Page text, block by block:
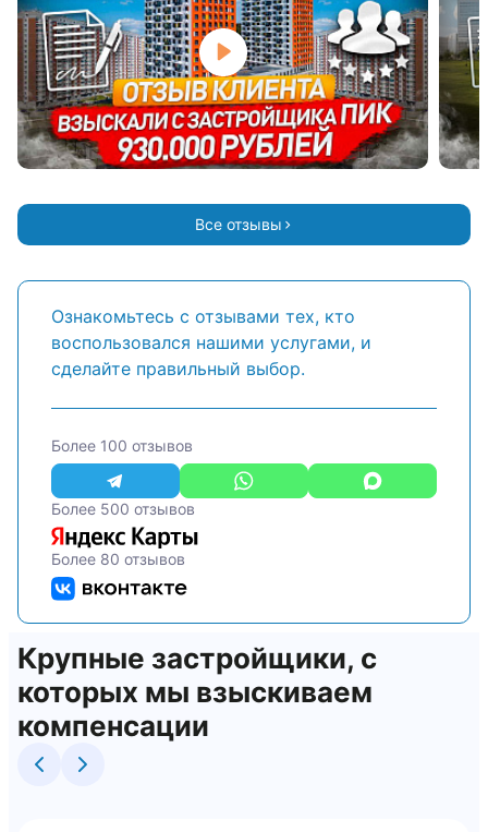
Все отзывы
Ознакомьтесь с отзывами тех, кто
воспользовался нашими услугами, и
сделайте правильный выбор.
Более 100 отзывов
Более 500 отзывов
Более 80 отзывов
Крупные застройщики, с
которых мы взыскиваем
компенсации